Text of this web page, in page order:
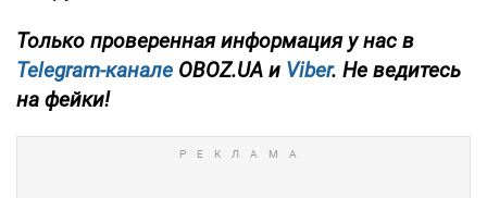
Только проверенная информация у нас в
Telegram-канале OBOZ.UA и Viber. Не ведитесь
на фейки!